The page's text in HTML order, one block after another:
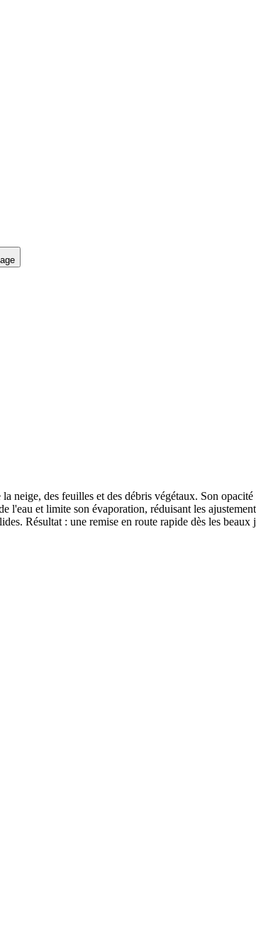
neige, des feuilles et des débris végétaux. Son
l'eau et limite son évaporation, réduisant les
Résultat : une remise en route rapide dès les